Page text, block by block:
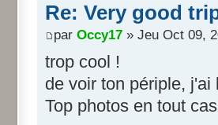
Re: Very good
par Occy17 » Jeu Oct 09,
trop cool !
de voir ton périple,
Top photos en tout